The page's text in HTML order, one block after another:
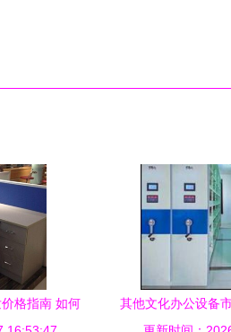
格指南 如何
其他文化办公设备